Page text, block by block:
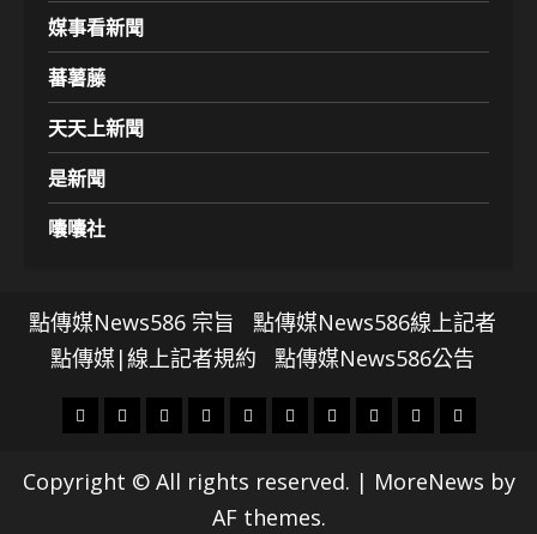
媒事看新聞
蕃薯藤
天天上新聞
是新聞
囔囔社
點傳媒News586 宗旨
點傳媒News586線上記者
點傳媒|線上記者規約
點傳媒News586公告
頭
財
地
社
文
科
技
專
娛
影
劇
政
國
運
生
Copyright © All rights reserved. | MoreNews by
AF themes.